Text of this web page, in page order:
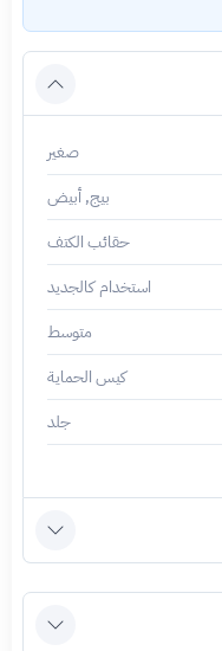
صغير
بيج, أبيض
حقائب الكتف
استخدام كالجديد
متوسط
كيس الحماية
جلد